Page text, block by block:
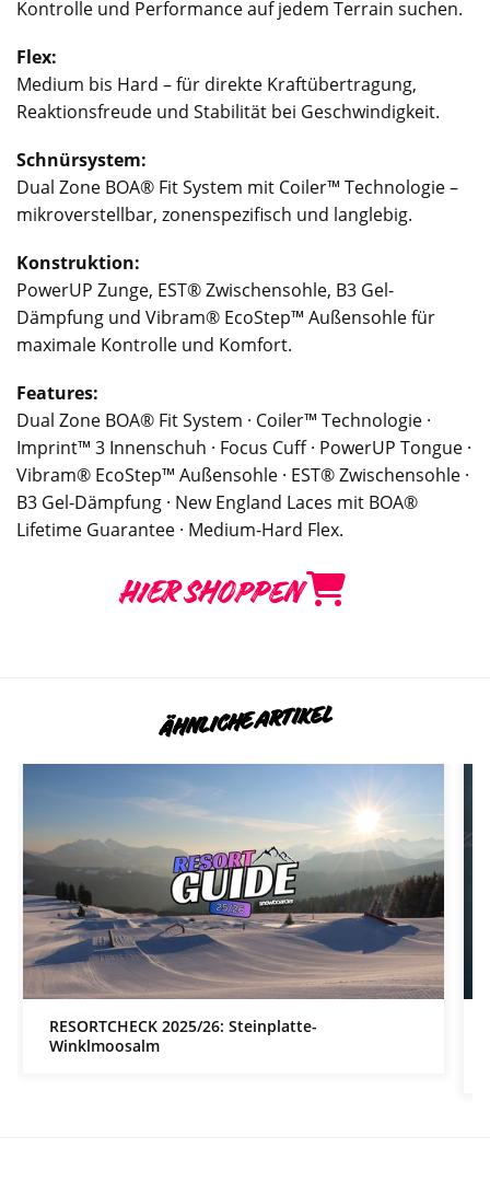
Kontrolle und Performance auf jedem Terrain suchen.
Flex:
Medium bis Hard – für direkte Kraftübertragung,
Reaktionsfreude und Stabilität bei Geschwindigkeit.
Schnürsystem:
Dual Zone BOA® Fit System mit Coiler™ Technologie –
mikroverstellbar, zonenspezifisch und langlebig.
Konstruktion:
PowerUP Zunge, EST® Zwischensohle, B3 Gel-
Dämpfung und Vibram® EcoStep™ Außensohle für
maximale Kontrolle und Komfort.
Features:
Dual Zone BOA® Fit System · Coiler™ Technologie ·
Imprint™ 3 Innenschuh · Focus Cuff · PowerUP Tongue ·
Vibram® EcoStep™ Außensohle · EST® Zwischensohle ·
B3 Gel-Dämpfung · New England Laces mit BOA®
Lifetime Guarantee · Medium-Hard Flex.
HIER SHOPPEN
ÄHNLICHE ARTIKEL
RESORTCHECK 2025/26: Steinplatte-
Winklmoosalm